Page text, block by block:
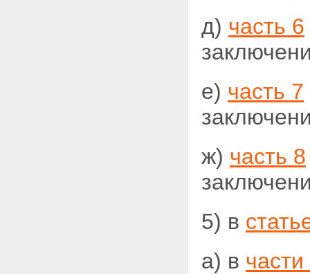
д) часть 6
е) часть 7
ж) часть 8
5) в
а) в части